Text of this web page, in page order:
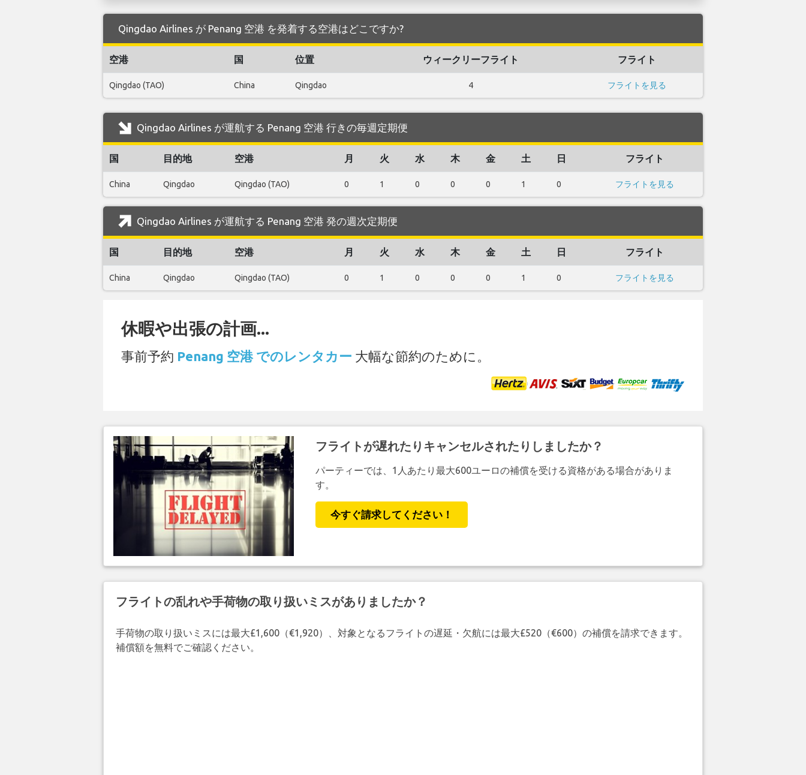
Qingdao Airlines が Penang 空港 を発着する空港はどこですか?
空港 国 位置 ウィークリーフライト フライト
Qingdao (TAO) China Qingdao 4 フライトを見る
Qingdao Airlines が運航する Penang 空港 行きの毎週定期便
国 目的地 空港 月 火 水 木 金 土 日 フライト
China Qingdao Qingdao (TAO) 0 1 0 0 0 1 0 フライトを見る
Qingdao Airlines が運航する Penang 空港 発の週次定期便
国 目的地 空港 月 火 水 木 金 土 日 フライト
China Qingdao Qingdao (TAO) 0 1 0 0 0 1 0 フライトを見る
休暇や出張の計画...
事前予約 Penang 空港 でのレンタカー 大幅な節約のために。
フライトが遅れたりキャンセルされたりしましたか？
パーティーでは、1人あたり最大600ユーロの補償を受ける資格がある場合がありま
す。
今すぐ請求してください！
フライトの乱れや手荷物の取り扱いミスがありましたか？
手荷物の取り扱いミスには最大£1,600（€1,920）、対象となるフライトの遅延・欠航には最大£520（€600）の補償を請求できます。
補償額を無料でご確認ください。